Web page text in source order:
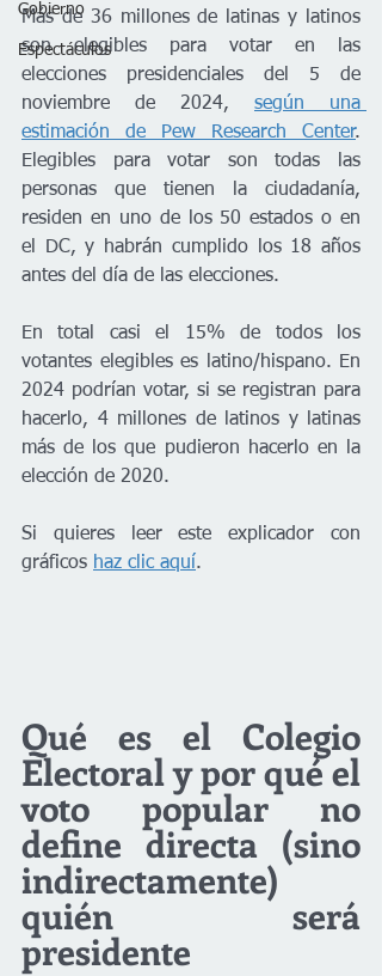
Gobierno
Espectáculos
Más de 36 millones de latinas y latinos
son elegibles para votar en las
elecciones presidenciales del 5 de
noviembre de 2024, según una
estimación de Pew Research Center.
Elegibles para votar son todas las
personas que tienen la ciudadanía,
residen en uno de los 50 estados o en
el DC, y habrán cumplido los 18 años
antes del día de las elecciones.
En total casi el 15% de todos los
votantes elegibles es latino/hispano. En
2024 podrían votar, si se registran para
hacerlo, 4 millones de latinos y latinas
más de los que pudieron hacerlo en la
elección de 2020.
Si quieres leer este explicador con
gráficos haz clic aquí.
Qué es el Colegio
Electoral y por qué el
voto popular no
define directa (sino
indirectamente)
quién será
presidente